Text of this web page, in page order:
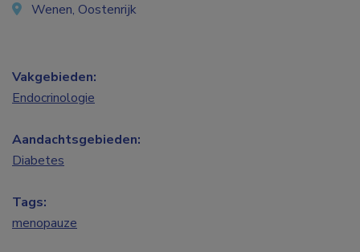
Wenen, Oostenrijk
Vakgebieden:
Endocrinologie
Aandachtsgebieden:
Diabetes
Tags:
menopauze